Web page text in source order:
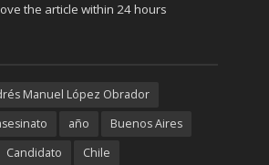
the article within 24 hours
Manuel López Obrador
año
Buenos Aires
Candidato
Chile